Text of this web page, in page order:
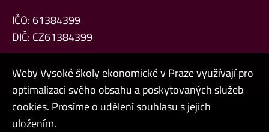
IČO: 61384399
DIČ: CZ61384399
Admin
Weby Vysoké školy ekonomické v Praze využívají pro
optimalizaci svého obsahu a poskytovaných služeb
cookies. Prosíme o udělení souhlasu s jejich
uložením.